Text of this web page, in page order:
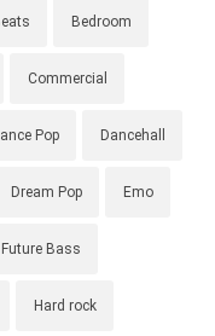
Bedroom
Commercial
Pop Dancehall
Dream Pop Emo
Future Bass
Hard rock